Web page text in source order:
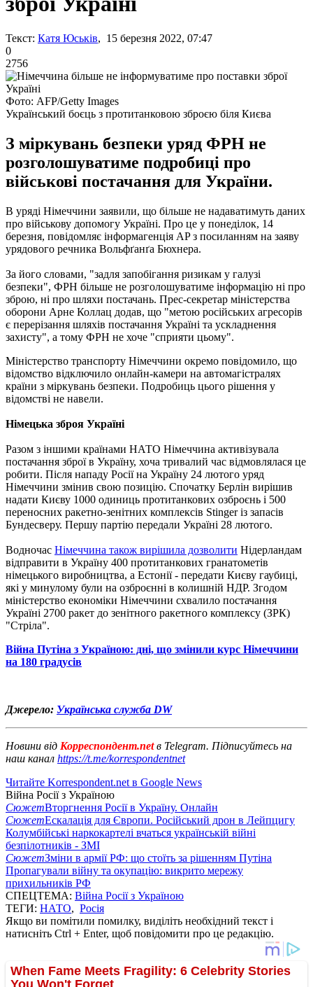
Текст: Катя Юськів, 15 березня 2022, 07:47
0
2756
Фото: AFP/Getty Images
Український боєць з протитанковою зброєю біля Києва
З міркувань безпеки уряд ФРН не
розголошуватиме подробиці про
військові постачання для України.
В уряді Німеччини заявили, що більше не надаватимуть даних
про військову допомогу Україні. Про це у понеділок, 14
березня, повідомляє інформагенція AP з посиланням на заяву
урядового речника Вольфґанґа Бюхнера.
За його словами, "задля запобігання ризикам у галузі
безпеки", ФРН більше не розголошуватиме інформацію ні про
зброю, ні про шляхи постачань. Прес-секретар міністерства
оборони Арне Коллац додав, що "метою російських агресорів
є перерізання шляхів постачання Україні та ускладнення
захисту", а тому ФРН не хоче "сприяти цьому".
Міністерство транспорту Німеччини окремо повідомило, що
відомство відключило онлайн-камери на автомагістралях
країни з міркувань безпеки. Подробиць цього рішення у
відомстві не навели.
Німецька зброя Україні
Разом з іншими країнами НАТО Німеччина активізувала
постачання зброї в Україну, хоча тривалий час відмовлялася це
робити. Після нападу Росії на Україну 24 лютого уряд
Німеччини змінив свою позицію. Спочатку Берлін вирішив
надати Києву 1000 одиниць протитанкових озброєнь і 500
переносних ракетно-зенітних комплексів Stinger із запасів
Бундесверу. Першу партію передали Україні 28 лютого.
Водночас Німеччина також вирішила дозволити Нідерландам
відправити в Україну 400 протитанкових гранатометів
німецького виробництва, а Естонії - передати Києву гаубиці,
які у минулому були на озброєнні в колишній НДР. Згодом
міністерство економіки Німеччини схвалило постачання
Україні 2700 ракет до зенітного ракетного комплексу (ЗРК)
"Стріла".
Війна Путіна з Україною: дні, що змінили курс Німеччини
на 180 градусів
Джерело: Українська служба DW
Новини від Корреспондент.netв Telegram. Підписуйтесь на
наш канал https://t.me/korrespondentnet
Читайте Korrespondent.net в Google News
Війна Росії з Україною
СюжетВторгнення Росії в Україну. Онлайн
СюжетЕскалація для Європи. Російський дрон в Лейпцигу
Колумбійські наркокартелі вчаться українській війні
безпілотників - ЗМІ
СюжетЗміни в армії РФ: що стоїть за рішенням Путіна
Пропагували війну та окупацію: викрито мережу
прихильників РФ
СПЕЦТЕМА: Війна Росії з Україною
ТЕГИ: НАТО, Росія
Якщо ви помітили помилку, виділіть необхідний текст і
натисніть Ctrl + Enter, щоб повідомити про це редакцію.